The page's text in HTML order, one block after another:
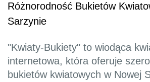
Różnorodność Bukietów
Sarzynie
"Kwiaty-Bukiety" to wiodąca
internetowa, która oferuje
bukietów kwiatowych w Nowej